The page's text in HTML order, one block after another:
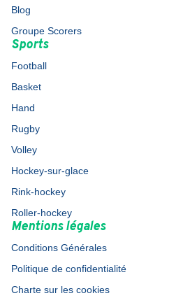
Blog
Groupe Scorers
Sports
Football
Basket
Hand
Rugby
Volley
Hockey-sur-glace
Rink-hockey
Roller-hockey
Mentions légales
Conditions Générales
Politique de confidentialité
Charte sur les cookies